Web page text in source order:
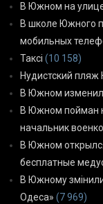
В Южном на
В школе Южного
мобильных
Таксі (10 158)
Нудистский
В Южном
В Южном пойман
начальник
В Южном
бесплатные
В Южному
Одеса» (7 969)